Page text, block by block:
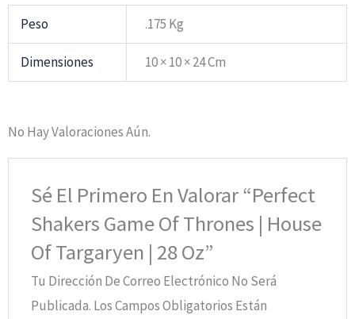
Peso .175 Kg
Dimensiones 10 × 10 × 24 Cm
No Hay Valoraciones Aún.
Sé El Primero En Valorar “Perfect
Shakers Game Of Thrones | House
Of Targaryen | 28 Oz”
Tu Dirección De Correo Electrónico No Será
Publicada. Los Campos Obligatorios Están